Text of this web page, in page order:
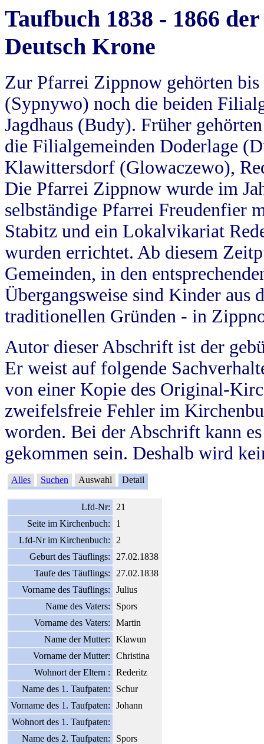
Taufbuch 1838 - 1866
Deutsch Krone
Zur Pfarrei Zippnow gehörten
(Sypnywo) noch die beiden
Jagdhaus (Budy). Früher
die Filialgemeinden Doderlage
Klawittersdorf (Glowaczewo),
Die Pfarrei Zippnow wurde im
selbständige Pfarrei Freudenfier
Stabitz und ein Lokalvikariat
wurden errichtet. Ab diesem
Gemeinden, in den
Übergangsweise sind Kinder aus
traditionellen Gründen - in
Autor dieser Abschrift ist der
Er weist auf folgende
von einer Kopie des Original-
zweifelsfreie Fehler im
worden. Bei der Abschrift kann
gekommen sein. Deshalb wird
Alles Suchen Auswahl Detail
Lfd-Nr:
21
Seite im Kirchenbuch:
1
Lfd-Nr im Kirchenbuch:
2
Geburt des Täuflings:
27.02.1838
Taufe des Täuflings:
27.02.1838
Vorname des Täuflings:
Julius
Name des Vaters:
Spors
Vorname des Vaters:
Martin
Name der Mutter:
Klawun
Vorname der Mutter:
Christina
Wohnort der Eltern :
Rederitz
Name des 1. Taufpaten:
Schur
Vorname des 1. Taufpaten:
Johann
Wohnort des 1. Taufpaten:
Name des 2. Taufpaten:
Spors